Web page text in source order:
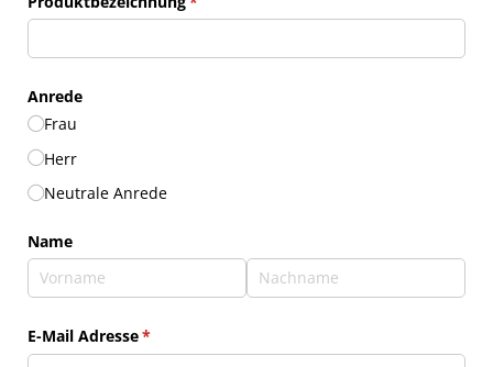
Anrede
Frau
Herr
Neutrale Anrede
Name
E-Mail Adresse*
(erforderlich)